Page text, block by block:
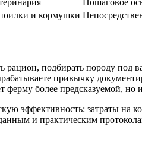
Пошаговое
и кормушки
подбирать породу под
привычку
ферму более предсказуемой, но
эффективность: затраты на
и практическим